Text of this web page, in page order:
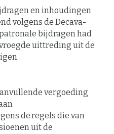
en inhoudingen
volgens de Decava-
bijdragen had
uittreding uit de
vergoeding
de regels die van
uit de